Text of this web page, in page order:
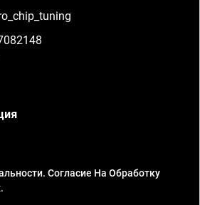
Согласие На Обработку